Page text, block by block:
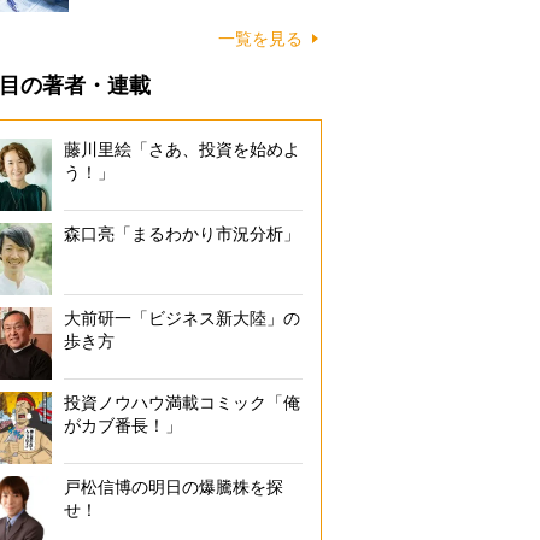
一覧を見る
の著者・連載
藤川里絵「さあ、投資を始めよ
う！」
森口亮「まるわかり市況分析」
大前研一「ビジネス新大陸」の
歩き方
投資ノウハウ満載コミック「俺
がカブ番長！」
戸松信博の明日の爆騰株を探
せ！